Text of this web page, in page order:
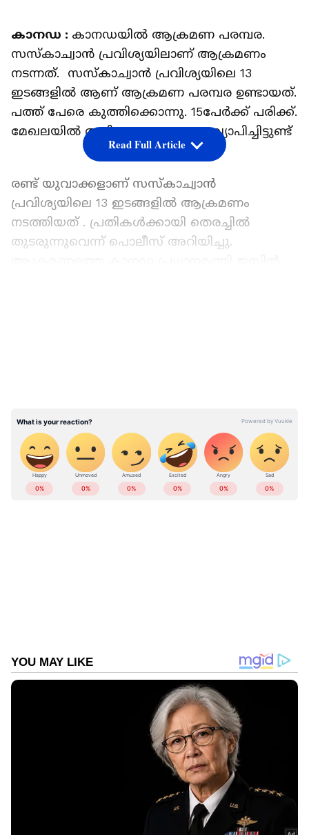
കാനഡ : കാനഡയിൽ ആക്രമണ പരമ്പര.
സസ്കാച്വാൻ പ്രവിശ്യയിലാണ് ആക്രമണം
നടന്നത്. സസ്കാച്വാൻ പ്രവിശ്യയിലെ 13
ഇടങ്ങളിൽ ആണ് ആക്രമണ പരമ്പര ഉണ്ടായത്.
പത്ത് പേരെ കുത്തിക്കൊന്നു. 15പേർക്ക് പരിക്ക്.
മേഖലയിൽ അടിയന്തരാവസ്ഥ പ്രഖ്യാപിച്ചിട്ടുണ്ട്
രണ്ട് യുവാക്കളാണ് സസ്കാച്വാൻ
പ്രവിശ്യയിലെ 13 ഇടങ്ങളിൽ ആക്രമണം
നടത്തിയത് . പ്രതികൾക്കായി തെരച്ചിൽ
തുടരുന്നുവെന്ന് പൊലീസ് അറിയിച്ചു.
Read Full Article
ABOUT THE AUTHOR